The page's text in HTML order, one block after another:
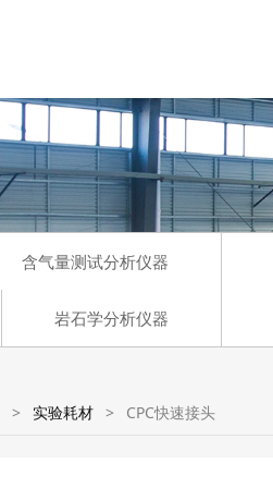
含气量测试分析仪器
岩石学分析仪器
> 实验耗材 > CPC快速接头